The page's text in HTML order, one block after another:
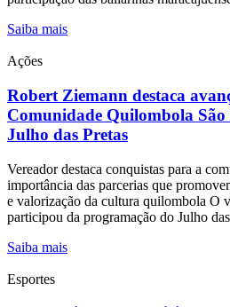
Saiba mais
Ações
Robert Ziemann destaca
Comunidade Quilombola
Julho das Pretas
Vereador destaca conquistas para a
importância das parcerias que
e valorização da cultura quilombola O
participou da programação do Julho
Saiba mais
Esportes